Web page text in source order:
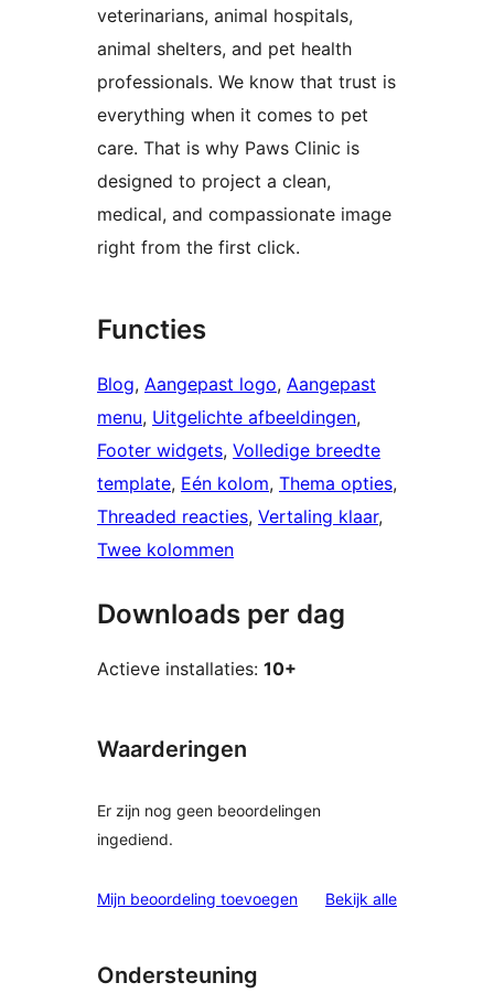
veterinarians, animal hospitals,
animal shelters, and pet health
professionals. We know that trust is
everything when it comes to pet
care. That is why Paws Clinic is
designed to project a clean,
medical, and compassionate image
right from the first click.
Functies
Blog, Aangepast logo, Aangepast
menu, Uitgelichte afbeeldingen
Footer widgets, Volledige breedte
template, Eén kolom, Thema opties
Threaded reacties, Vertaling klaar
Twee kolommen
Downloads per dag
Actieve installaties: 10+
Waarderingen
Er zijn nog geen beoordelingen
ingediend.
Mijn beoordeling toevoegen Bekijk alle
Ondersteuning